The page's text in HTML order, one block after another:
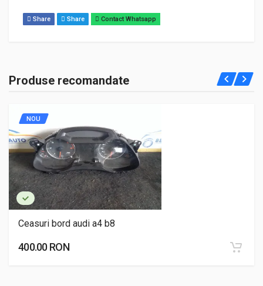
Share Share Contact Whatsapp
Produse recomandate
NOU
Ceasuri bord audi a4 b8
400.00 RON